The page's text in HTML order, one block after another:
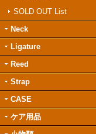
SOLD OUT List
Neck
Ligature
Reed
Strap
CASE
ケア用品